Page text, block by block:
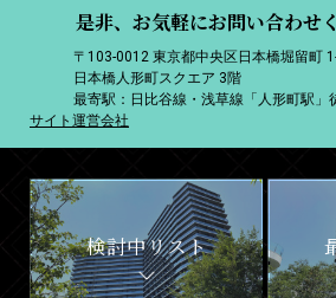
是非、お気軽にお問い合わせ
〒103-0012 東京都中央区日本橋堀留町
日本橋人形町スクエア 3階
最寄駅：日比谷線・浅草線「人形町駅」
サイト運営会社
検討中リスト